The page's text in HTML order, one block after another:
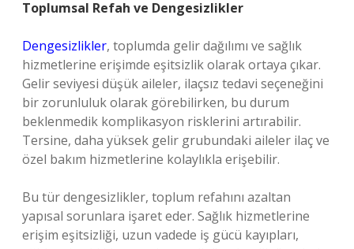
Toplumsal Refah ve Dengesizlikler
Dengesizlikler, toplumda gelir dağılımı ve sağlık
hizmetlerine erişimde eşitsizlik olarak ortaya çıkar.
Gelir seviyesi düşük aileler, ilaçsız tedavi seçeneğini
bir zorunluluk olarak görebilirken, bu durum
beklenmedik komplikasyon risklerini artırabilir.
Tersine, daha yüksek gelir grubundaki aileler ilaç ve
özel bakım hizmetlerine kolaylıkla erişebilir.
Bu tür dengesizlikler, toplum refahını azaltan
yapısal sorunlara işaret eder. Sağlık hizmetlerine
erişim eşitsizliği, uzun vadede iş gücü kayıpları,